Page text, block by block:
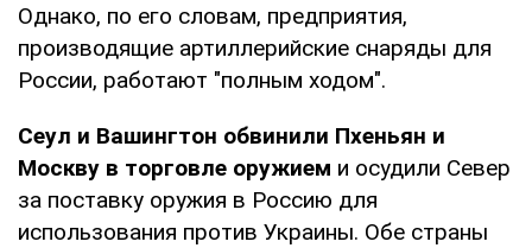
Однако, по его словам, предприятия,
производящие артиллерийские снаряды для
России, работают "полным ходом".
Сеул и Вашингтон обвинили Пхеньян и
Москву в торговле оружием и осудили Север
за поставку оружия в Россию для
использования против Украины. Обе страны